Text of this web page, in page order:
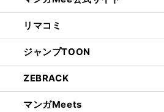
リマコミ
ジャンプTOON
ZEBRACK
マンガMeets